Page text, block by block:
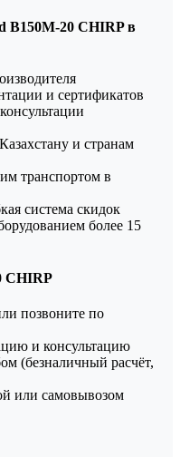
B150M-20 CHIRP в
и сертификатов
и странам
транспортом в
система скидок
более 15
CHIRP
позвоните по
и консультацию
(безналичный расчёт,
или самовывозом